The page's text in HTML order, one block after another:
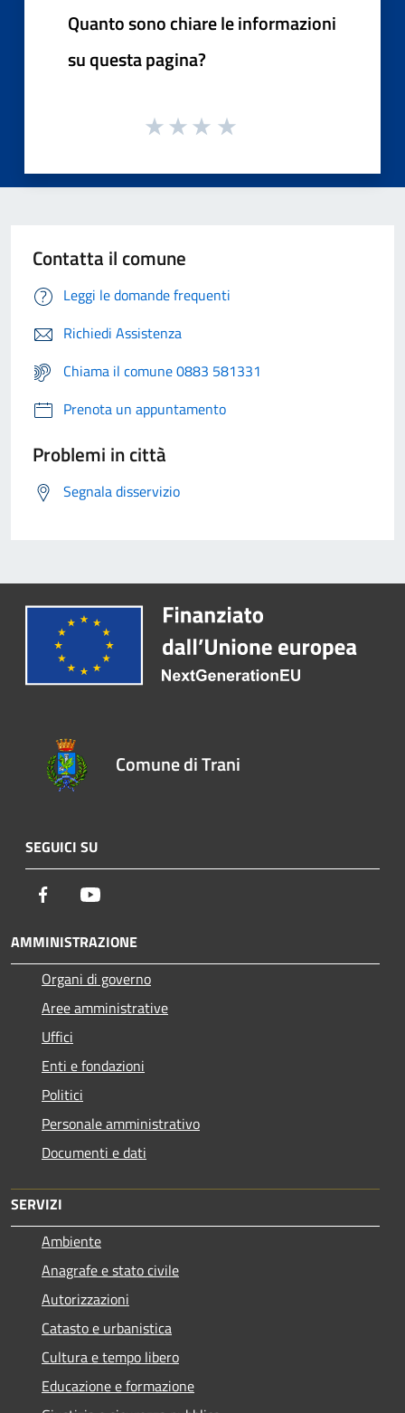
Quanto sono chiare le informazioni
su questa pagina?
Contatta il comune
Leggi le domande frequenti
Richiedi Assistenza
Chiama il comune 0883 581331
Prenota un appuntamento
Problemi in città
Segnala disservizio
Comune di Trani
SEGUICI SU
Facebook
AMMINISTRAZIONE
Organi di governo
Aree amministrative
Uffici
Enti e fondazioni
Politici
Personale amministrativo
Documenti e dati
SERVIZI
Ambiente
Anagrafe e stato civile
Autorizzazioni
Catasto e urbanistica
Cultura e tempo libero
Educazione e formazione